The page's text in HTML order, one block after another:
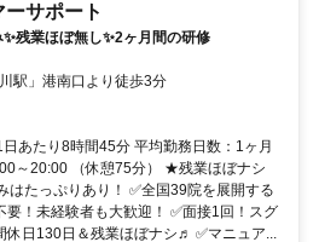
サポート
残業ほぼ無し✨2ヶ月間の研修
駅」港南口より徒歩3分
あたり8時間45分 平均勤務日数：1ヶ月
～20:00 （休憩75分） ★残業ほぼナシ
はたっぷりあり！ ✅全国39院を展開する
要！未経験者も大歓迎！ ✅面接1回！スグ
休日130日＆残業ほぼナシ♬ ✅マニュア...